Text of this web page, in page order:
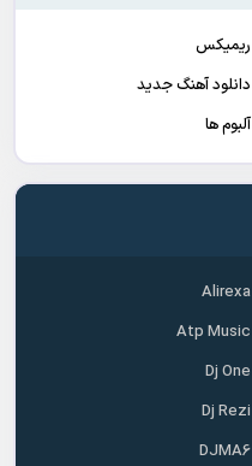
ریمیکس
دانلود آهنگ جدید
آلبوم ها
Alirexa
Atp Music
Dj One
Dj Rezi
DJMA6